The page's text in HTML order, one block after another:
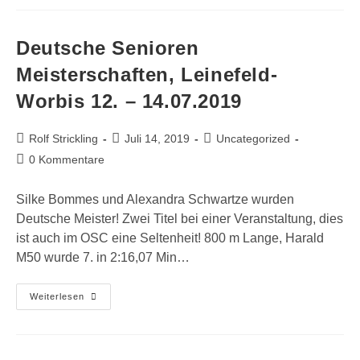
Deutsche Senioren
Meisterschaften, Leinefeld-
Worbis 12. – 14.07.2019
Beitrags-
Autor:
Rolf Strickling
Beitrag
Juli 14, 2019
Beitrags-
Uncategorized
Beitrags-
0 Kommentare
Silke Bommes und Alexandra Schwartze wurden
Deutsche Meister! Zwei Titel bei einer Veranstaltung, dies
ist auch im OSC eine Seltenheit! 800 m Lange, Harald
M50 wurde 7. in 2:16,07 Min…
Weiterlesen
Deutsche
Senioren